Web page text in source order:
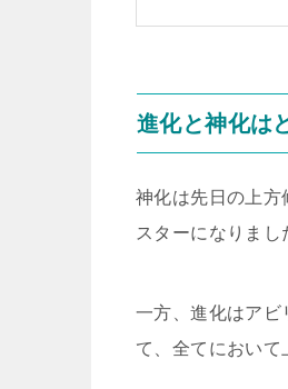
進化と神化は
神化は先日の上方
スターになりま
一方、進化はアビ
て、全てにおいて